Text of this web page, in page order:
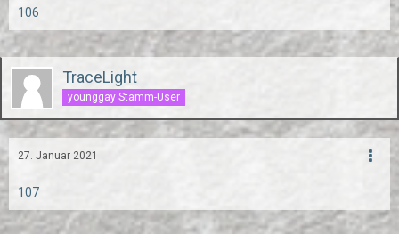
106
TraceLight
younggay Stamm-User
27. Januar 2021
107